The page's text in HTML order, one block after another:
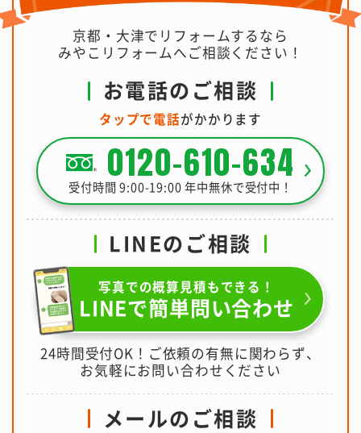
京都・大津でリフォームするなら
みやこリフォームへご相談ください！
お電話のご相談
タップで電話がかかります
0120-610-634
受付時間 9:00-19:00 年中無休で受付中！
LINEのご相談
写真での概算見積もできる！
LINEで簡単問い合わせ
24時間受付OK！ご依頼の有無に関わらず、
お気軽にお問い合わせください
メールのご相談